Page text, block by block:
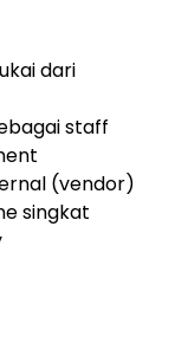
dari
staff
(vendor)
singkat